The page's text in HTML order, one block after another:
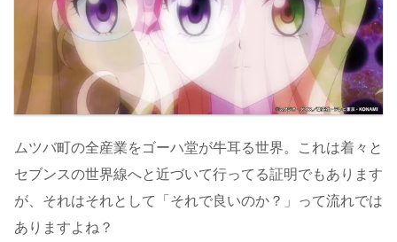
ムツバ町の全産業をゴーハ堂が牛耳る世界。これは着々と
セブンスの世界線へと近づいて行ってる証明でもあります
が、それはそれとして「それで良いのか？」って流れでは
ありますよね？